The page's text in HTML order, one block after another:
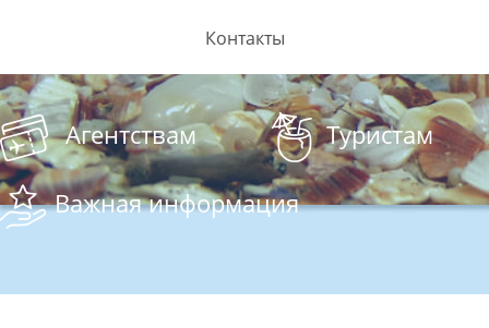
Контакты
Агентствам Туристам
Важная информация